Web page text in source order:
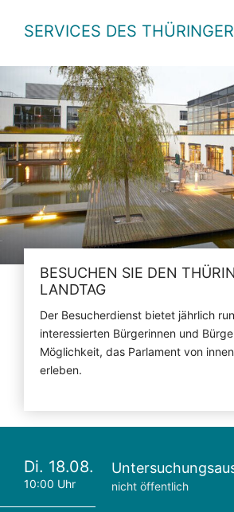
SERVICES DES
BESUCHEN SIE DEN
LANDTAG
Der Besucherdienst bietet jährlich
interessierten Bürgerinnen und
Möglichkeit, das Parlament von
erleben.
Di. 18.08.
10:00 Uhr nicht öffentlich